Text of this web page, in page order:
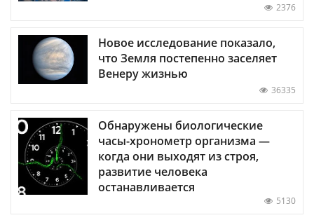
2376
Новое исследование показало,
что Земля постепенно заселяет
Венеру жизнью
36335
Обнаружены биологические
часы-хронометр организма —
когда они выходят из строя,
развитие человека
останавливается
5130